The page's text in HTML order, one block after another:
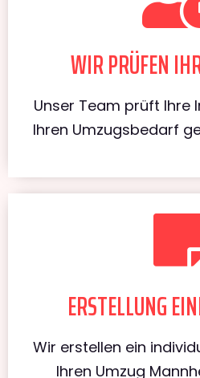
WIR PRÜFEN
Unser Team prüft Ihre
Ihren Umzugsbedarf
ERSTELLUNG
Wir erstellen ein
Ihren Umzug